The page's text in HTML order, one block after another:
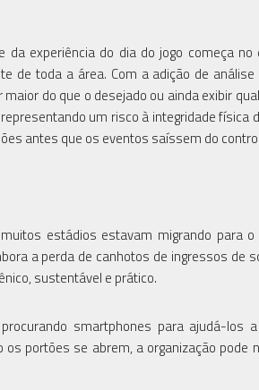
da experiência do dia do jogo começa
de toda a área. Com a adição de
do que o desejado ou ainda exibir
um risco à integridade
antes que os eventos saíssem do
estádios estavam migrando para
a perda de canhotos de ingressos de
sustentável e prático.
smartphones para ajudá-los
os portões se abrem, a organização